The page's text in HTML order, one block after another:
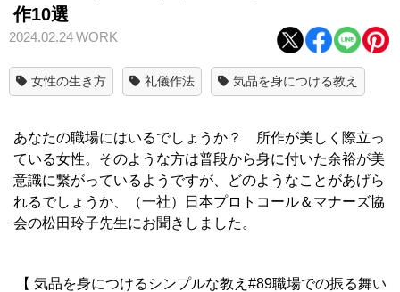
作10選
2024.02.24WORK
女性の生き方 礼儀作法 気品を身につける教え
あなたの職場にはいるでしょうか？ 所作が美しく際立っ
ている女性。そのような方は普段から身に付いた余裕が美
意識に繋がっているようですが、どのようなことがあげら
れるでしょうか、（一社）日本プロトコール＆マナーズ協
会の松田玲子先生にお聞きしました。
【 気品を身につけるシンプルな教え#89職場での振る舞い